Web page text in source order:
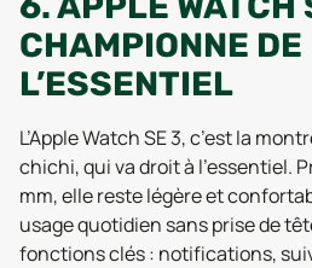
CHAMPIONNE DE
L’ESSENTIEL
L’Apple Watch SE 3, c’est la
chichi, qui va droit à l’essentiel.
mm, elle reste légère et
usage quotidien sans prise de
fonctions clés : notifications,